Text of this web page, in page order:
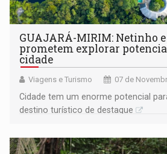
GUAJARÁ-MIRIM: Netinho
prometem explorar
cidade
Viagens e Turismo 07 de
Cidade tem um enorme potencial
destino turístico de destaque